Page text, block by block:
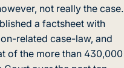
not really the case.
a factsheet with
related case-law, and
of the more than 430,000